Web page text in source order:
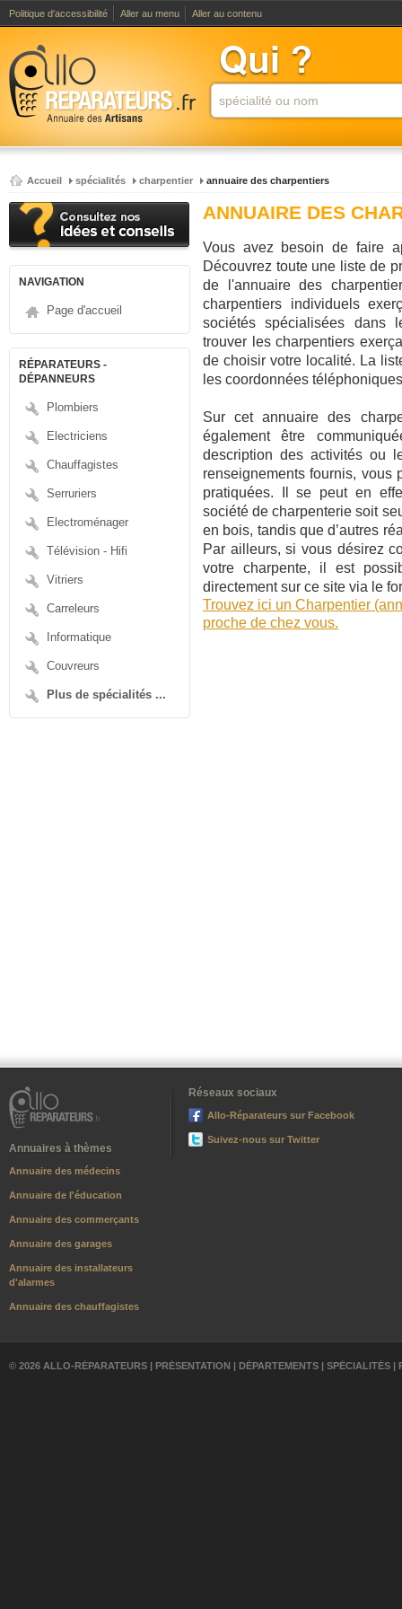
Politique d'accessibilité Aller au menu Aller au contenu
Accueil spécialités charpentier annuaire des charpentiers
NAVIGATION
Page d'accueil
RÉPARATEURS -
DÉPANNEURS
Plombiers
Electriciens
Chauffagistes
Serruriers
Electroménager
Télévision - Hifi
Vitriers
Carreleurs
Informatique
Couvreurs
Plus de spécialités ...
ANNUAIRE DES
Vous avez besoin de faire
Découvrez toute une liste de
de l'annuaire des
charpentiers individuels
sociétés spécialisées dans
trouver les charpentiers
de choisir votre localité. La
les coordonnées
Sur cet annuaire des
également être
description des activités ou
renseignements fournis, vous
pratiquées. Il se peut en
société de charpenterie soit
en bois, tandis que d’autres
Par ailleurs, si vous désirez
votre charpente, il est
directement sur ce site via le
Trouvez ici un Charpentier
proche de chez vous.
Annuaires à thèmes
Annuaire des médecins
Annuaire de l'éducation
Annuaire des commerçants
Annuaire des garages
Annuaire des installateurs
d'alarmes
Annuaire des chauffagistes
Réseaux sociaux
Allo-Réparateurs sur Facebook
Suivez-nous sur Twitter
© 2026 ALLO-RÉPARATEURS | PRÉSENTATION | DÉPARTEMENTS | SPÉCIALITÉS |